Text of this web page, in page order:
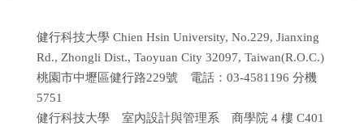
健行科技大學 Chien Hsin University, No.229, Jianxing
Rd., Zhongli Dist., Taoyuan City 32097, Taiwan(R.O.C.)
桃園市中壢區健行路229號 電話：03-4581196 分機
5751
健行科技大學 室內設計與管理系 商學院 4 樓 C401